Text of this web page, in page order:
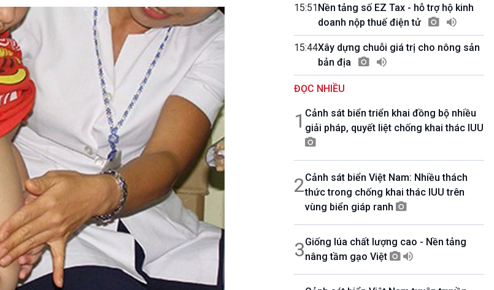
nổi tiếng
Thể thao
Video
Infographic
E-Magazine
10 phút Sự kiện - Luận bàn
Câu chuyện thời sự
Dòng chảy sự kiện
Đối thoại
Diễn đàn chủ nhật
Chuyện đêm
15:51Nền tảng số EZ Tax - hỗ trợ hộ kinh
doanh nộp thuế điện tử
15:44Xây dựng chuỗi giá trị cho nông sản
bản địa
ĐỌC NHIỀU
1 Cảnh sát biển triển khai đồng bộ nhiều
giải pháp, quyết liệt chống khai thác IUU
2Cảnh sát biển Việt Nam: Nhiều thách
thức trong chống khai thác IUU trên
vùng biển giáp ranh
3Giống lúa chất lượng cao - Nền tảng
nâng tầm gạo Việt